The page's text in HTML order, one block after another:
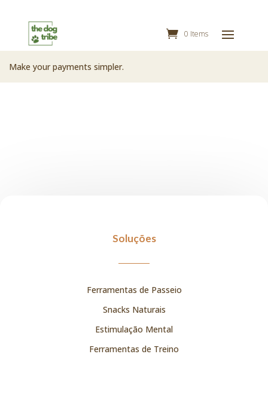
0 Items
Make your payments simpler.
Soluções
Ferramentas de Passeio
Snacks Naturais
Estimulação Mental
Ferramentas de Treino